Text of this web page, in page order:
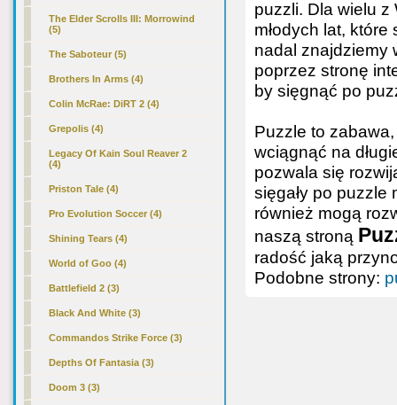
The Elder Scrolls III: Morrowind
(5)
The Saboteur (5)
Brothers In Arms (4)
Colin McRae: DiRT 2 (4)
Grepolis (4)
Legacy Of Kain Soul Reaver 2
(4)
Priston Tale (4)
Pro Evolution Soccer (4)
Shining Tears (4)
World of Goo (4)
Battlefield 2 (3)
Black And White (3)
Commandos Strike Force (3)
Depths Of Fantasia (3)
Doom 3 (3)
puzzli. Dla wielu
młodych lat,
nadal znajdziemy
poprzez stronę
by sięgnąć po
Puzzle to
wciągnąć na
pozwala się
sięgały po
również mogą
naszą stroną
radość jaką
Podobne strony: